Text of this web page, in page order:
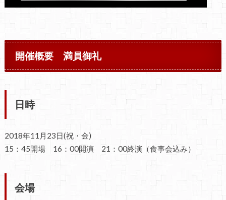
開催概要 満員御礼
日時
2018年11月23日(祝・金)
15：45開場 16：00開演 21：00終演（食事会込み）
会場